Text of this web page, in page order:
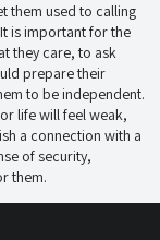
them used to calling
is important for the
they care, to ask
prepare their
to be independent.
life will feel weak,
a connection with a
of security,
them.